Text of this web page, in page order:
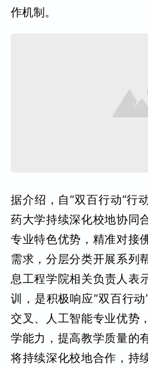
作机制。
据介绍，自“双百行动”行
药大学持续深化校地协同
专业特色优势，精准对接
需求，分层分类开展系列
息工程学院相关负责人表
训，是积极响应“双百行
交叉、人工智能专业优势
学能力，提高教学质量的
将持续深化校地合作，持